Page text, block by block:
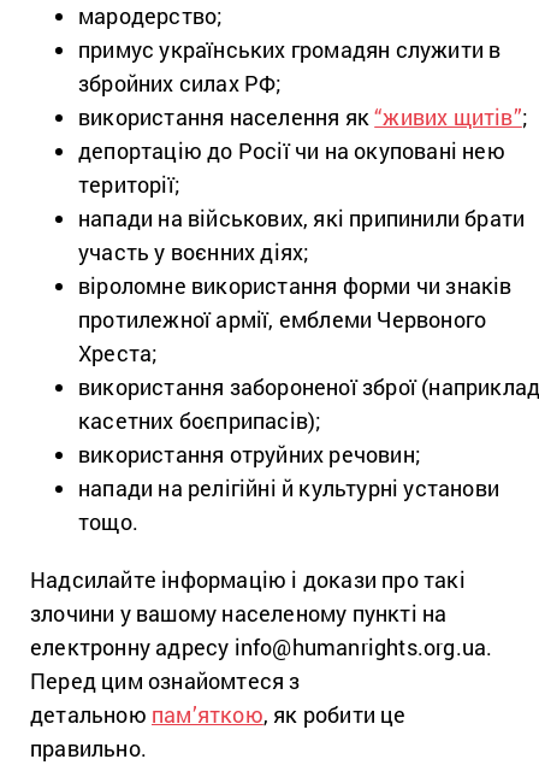
мародерство;
примус українських громадян служити в
збройних силах РФ;
використання населення як“живих щитів”;
депортацію до Росії чи на окуповані нею
території;
напади на військових, які припинили брати
участь у воєнних діях;
віроломне використання форми чи знаків
протилежної армії, емблеми Червоного
Хреста;
використання забороненої зброї
касетних боєприпасів);
використання отруйних речовин;
напади на релігійні й культурні установи
тощо.
Надсилайте інформацію і докази про такі
злочини у вашому населеному пункті на
електронну адресу info@humanrights.org.ua.
Перед цим ознайомтеся з
детальною пам’яткою, як робити це
правильно.